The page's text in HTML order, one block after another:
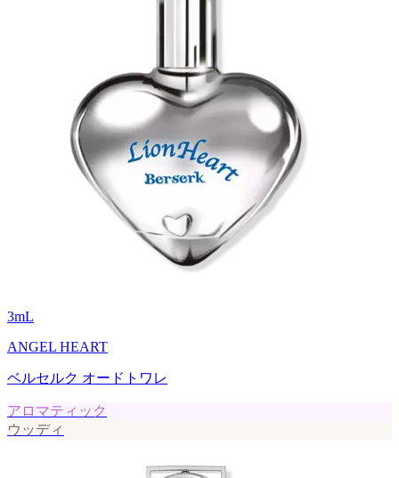
3mL
ANGEL HEART
ベルセルク オードトワレ
アロマティック
ウッディ